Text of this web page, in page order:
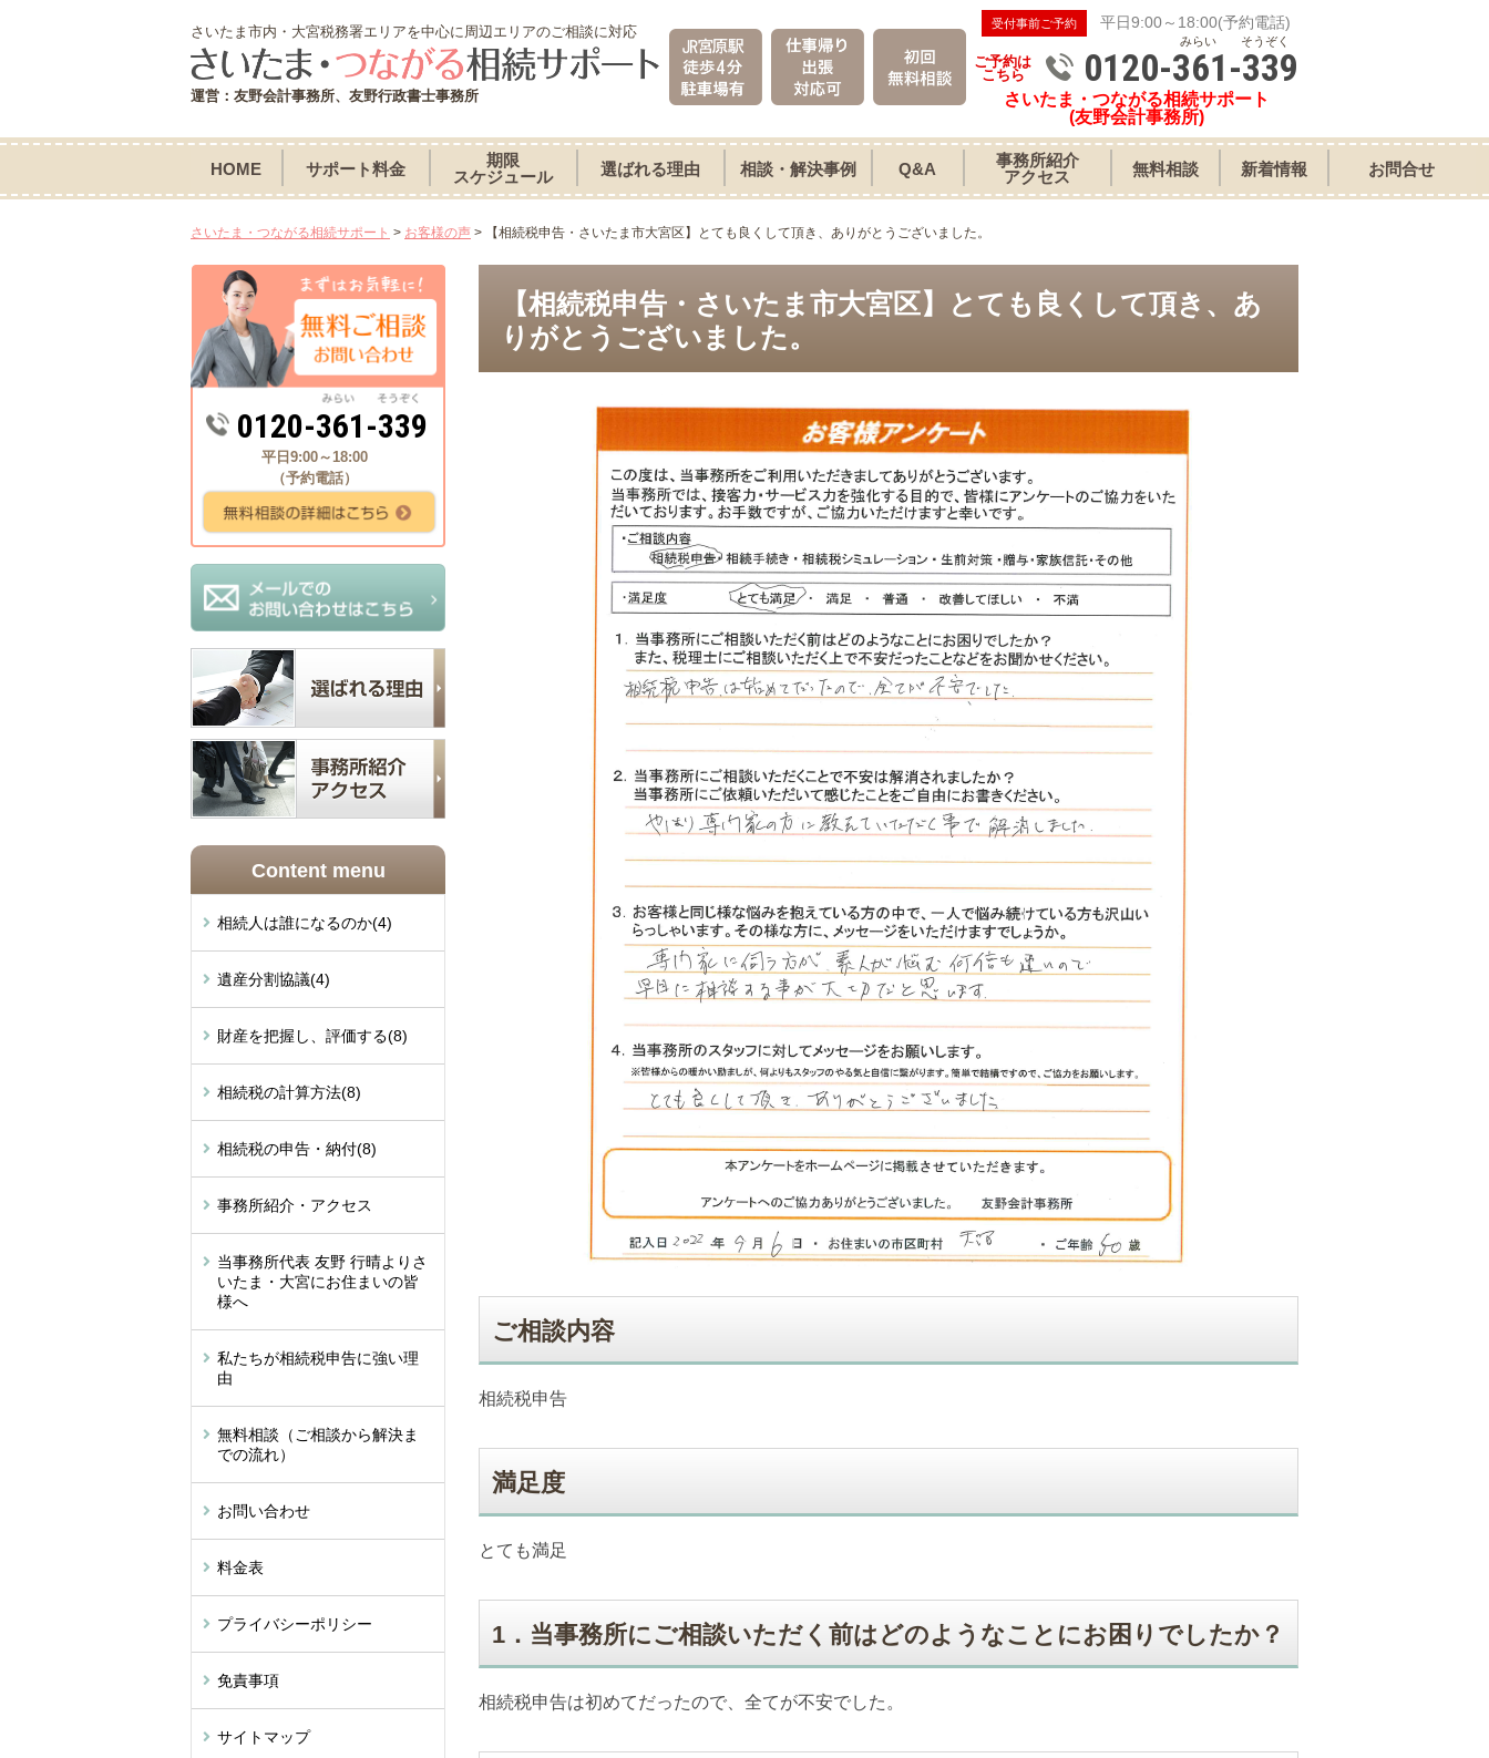
さいたま市内・大宮税務署エリアを中心に周辺エリアのご相談に対応
運営：友野会計事務所、友野行政書士事務所
受付事前ご予約 平日9:00～18:00(予約電話)
ご予約は
こちら
みらい そうぞく
0120-361-339
さいたま・つながる相続サポート
(友野会計事務所)
HOME サポート料金
期限
スケジュール
選ばれる理由 相談・解決事例 Q&A
事務所紹介
アクセス
無料相談 新着情報 お問合せ
さいたま・つながる相続サポート > お客様の声 > 【相続税申告・さいたま市大宮区】とても良くして頂き、ありがとうございました。
【相続税申告・さいたま市大宮区】とても良くして頂き、あ
りがとうございました。
ご相談内容
相続税申告
満足度
とても満足
1．当事務所にご相談いただく前はどのようなことにお困りでしたか？
相続税申告は初めてだったので、全てが不安でした。
0120-361-339
平日9:00～18:00
（予約電話）
Content menu
相続人は誰になるのか(4)
遺産分割協議(4)
財産を把握し、評価する(8)
相続税の計算方法(8)
相続税の申告・納付(8)
事務所紹介・アクセス
当事務所代表 友野 行晴よりさ
いたま・大宮にお住まいの皆
様へ
私たちが相続税申告に強い理
由
無料相談（ご相談から解決ま
での流れ）
お問い合わせ
料金表
プライバシーポリシー
免責事項
サイトマップ